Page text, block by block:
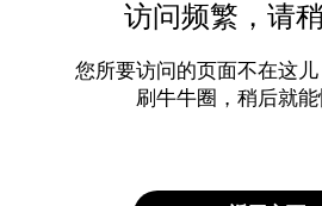
访问频繁，请
您所要访问的页面不在这
刷牛牛圈，稍后就